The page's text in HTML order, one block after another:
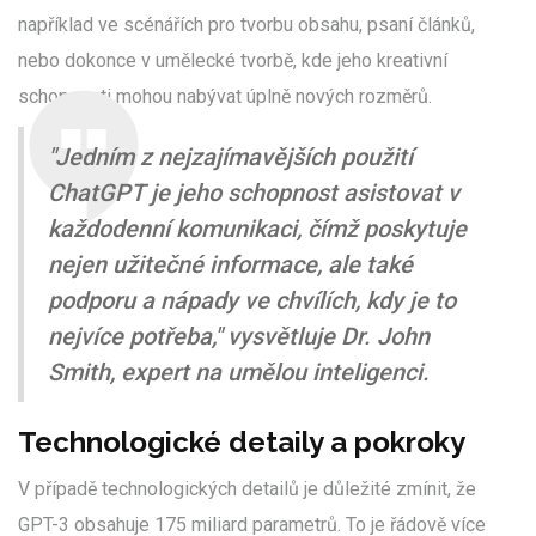
například ve scénářích pro tvorbu obsahu, psaní článků,
nebo dokonce v umělecké tvorbě, kde jeho kreativní
schopnosti mohou nabývat úplně nových rozměrů.
"Jedním z nejzajímavějších použití
ChatGPT je jeho schopnost asistovat v
každodenní komunikaci, čímž poskytuje
nejen užitečné informace, ale také
podporu a nápady ve chvílích, kdy je to
nejvíce potřeba," vysvětluje Dr. John
Smith, expert na umělou inteligenci.
Technologické detaily a pokroky
V případě technologických detailů je důležité zmínit, že
GPT-3 obsahuje 175 miliard parametrů. To je řádově více